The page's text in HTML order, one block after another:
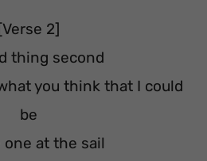
2]
thing second
you think that I could
be
one at the sail